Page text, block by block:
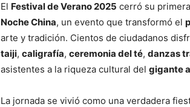
El Festival de Verano 2025 cerró su
Noche China, un evento que transformó el
arte y tradición. Cientos de ciudadanos
taiji, caligrafía, ceremonia del té, danzas
asistentes a la riqueza cultural del gigante
La jornada se vivió como una verdadera